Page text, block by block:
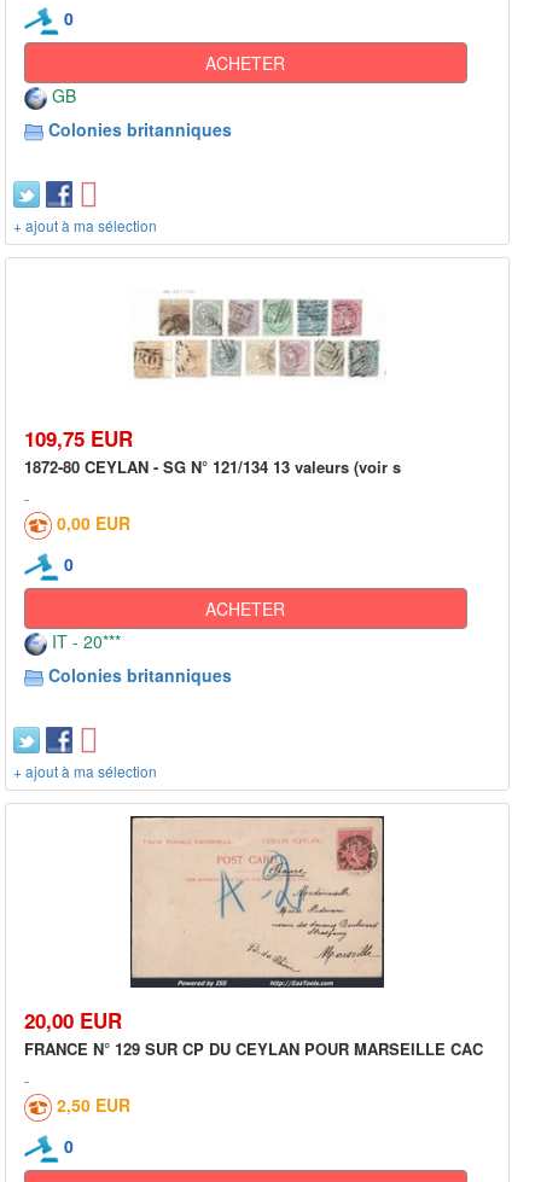
0
ACHETER
GB
Colonies britanniques
+ ajout à ma sélection
109,75 EUR
1872-80 CEYLAN - SG N° 121/134 13 valeurs (voir s
0,00 EUR
0
ACHETER
IT - 20***
Colonies britanniques
+ ajout à ma sélection
20,00 EUR
FRANCE N° 129 SUR CP DU CEYLAN POUR MARSEILLE CAC
2,50 EUR
0